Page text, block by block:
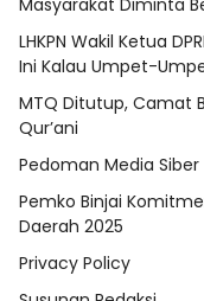
Masyarakat Diminta
LHKPN Wakil Ketua
Ini Kalau Umpet-
MTQ Ditutup, Camat
Qur’ani
Pedoman Media Siber
Pemko Binjai
Daerah 2025
Privacy Policy